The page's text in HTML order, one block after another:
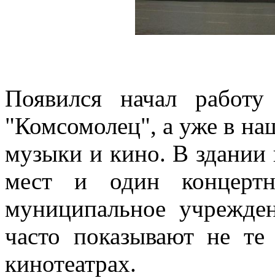
Появился начал
"Комсомолец", а уже в
музыки и кино. В здании
мест и один
муниципальное
часто показывают не
кинотеатрах.